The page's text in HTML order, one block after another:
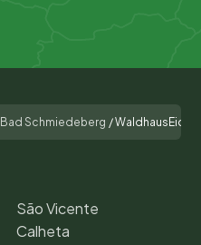
Bad Schmiedeberg /
São Vicente
Calheta